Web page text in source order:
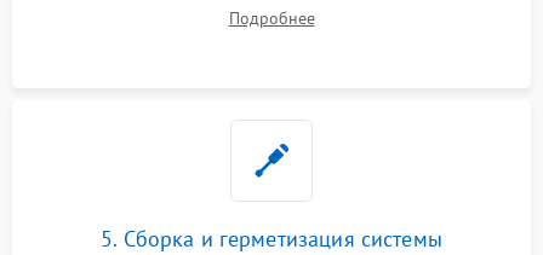
или поврежденной резиновой манжеты.
Подробнее
5. Сборка и герметизация системы